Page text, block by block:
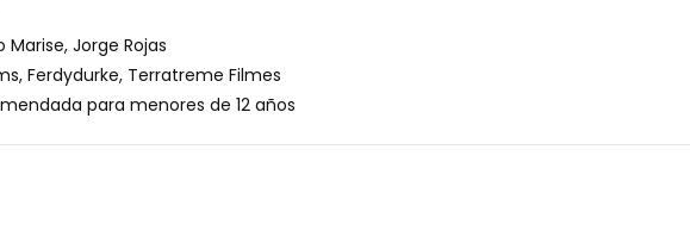
Marise, Jorge Rojas
Ferdydurke, Terratreme Filmes
para menores de 12 años